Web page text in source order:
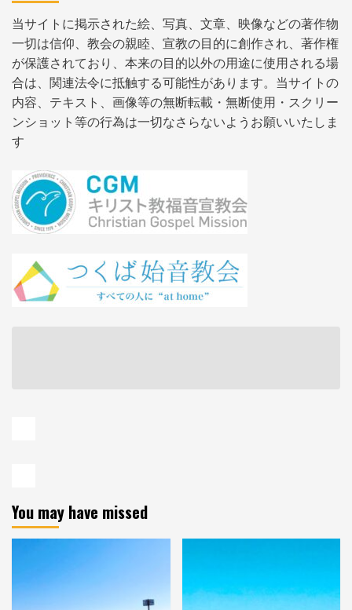
当サイトに掲示された絵、写真、文章、映像などの著作物
一切は信仰、教会の親睦、宣教の目的に創作され、著作権
が保護されており、本来の目的以外の用途に使用される場
合は、関連法令に抵触する可能性があります。当サイトの
内容、テキスト、画像等の無断転載・無断使用・スクリー
ンショット等の行為は一切なさらないようお願いいたしま
す
You may have missed